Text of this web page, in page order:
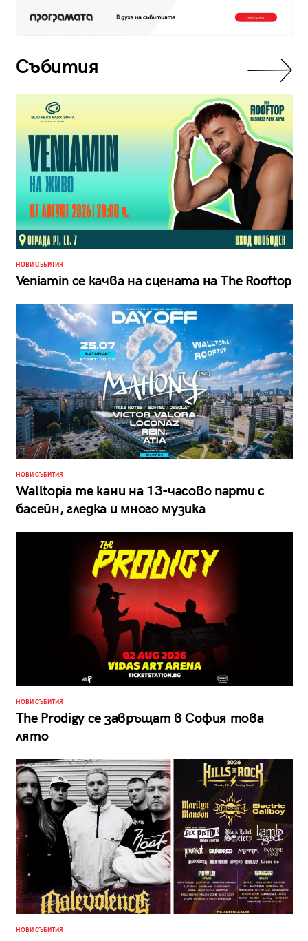
Събития
НОВИ СЪБИТИЯ
Veniamin се качва на сцената на The Rooftop
НОВИ СЪБИТИЯ
Walltopia те кани на 13-часово парти с
басейн, гледка и много музика
НОВИ СЪБИТИЯ
The Prodigy се завръщат в София това
лято
НОВИ СЪБИТИЯ